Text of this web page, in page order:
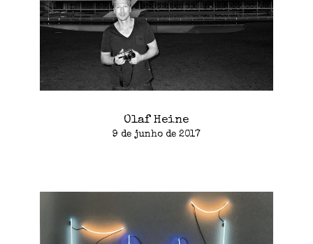
Olaf Heine
9 de junho de 2017